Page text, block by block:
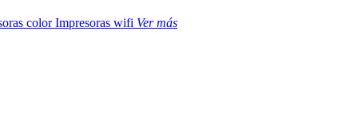
colorImpresoras wifi Ver más